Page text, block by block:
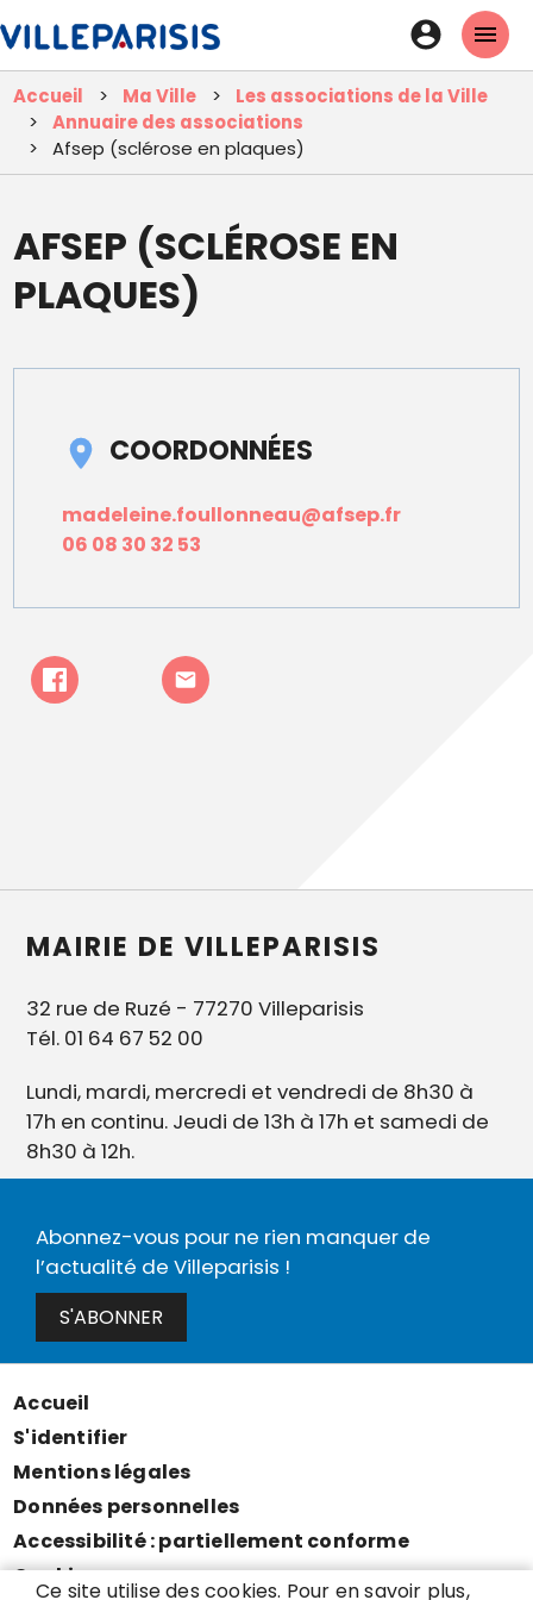
contenu
principal
En-
tête
-
Accueil Ma Ville
Les associations de la Ville
Annuaire des associations
Afsep (sclérose en plaques)
AFSEP (SCLÉROSE EN
PLAQUES)
COORDONNÉES
madeleine.foullonneau@afsep.fr
06 08 30 32 53
MAIRIE DE VILLEPARISIS
32 rue de Ruzé - 77270 Villeparisis
Tél. 01 64 67 52 00
Lundi, mardi, mercredi et vendredi de 8h30 à
17h en continu. Jeudi de 13h à 17h et samedi de
8h30 à 12h.
Abonnez-vous pour ne rien manquer de
l’actualité de Villeparisis !
S'ABONNER
Menu
Pied
de
page
Accueil
S'identifier
Mentions légales
Données personnelles
Accessibilité : partiellement conforme
Cookies
Ce site utilise des cookies. Pour en savoir plus,